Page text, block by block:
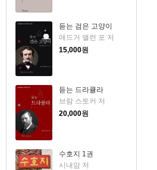
듣는 검은 고양이
애드거 앨런 포 저
15,000원
듣는 드라큘라
브람 스토커 저
20,000원
수호지 1권
시내암 저